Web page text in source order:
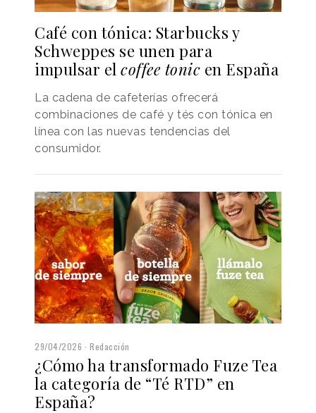
Café con tónica: Starbucks y
Schweppes se unen para
impulsar el coffee tonic en España
La cadena de cafeterías ofrecerá
combinaciones de café y tés con tónica en
línea con las nuevas tendencias del
consumidor.
29/04/2026 Redacción
¿Cómo ha transformado Fuze Tea
la categoría de “Té RTD” en
España?